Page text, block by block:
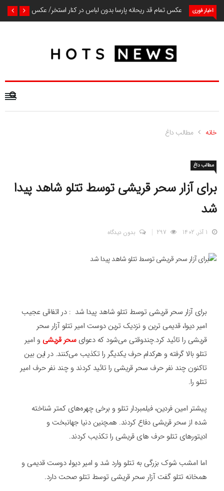
اخبار فوری عکس تمام قد ریحانه پارسا بدون لباس در کنار استخر/ عکس
خانه مطالب داغ
مطالب داغ
برای آزار سحر قریشی توسط تتلو شاهد پیدا
شد
1 آذر, 1402 بدون دیدگاه
برای آزار سحر قریشی توسط تتلو شاهد پیدا شد : در اتفاقی عجیب
امیر دیوا، قدیمی ترین و نزدیک ترین دوست امیر تتلو آزار سحر
قریشی را تائید کرد.چندوقتی می‌شود که دعوای سحر قریشی و امیر
تتلو بالا گرفته و هرکدام حرف یکدیگر را تکذیب می‌کنند. در این بین
تاکنون چند نفر حرف سحر قریشی را تائید کردند و چند نفر حرف امیر
تتلو را.
پیشتر امین فردین، فیلمبردار تتلو و برخی چهره‌های کمتر شناخته
شده از سحر قریشی دفاع کردند. همچنین دنیا جهانبخت و
ادیتورهای تتلو حرف های قریشی را تکذیب کردند.
اما امشب شوک بزرگی به تتلو وارد شد و امیر دیوا، دوست قدیمی و
همخانه تتلو گفت آزار سحر قریشی توسط تتلو صحت دارد.